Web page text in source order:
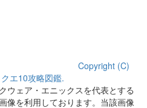
Copyright (C)
エ10攻略図鑑.
ウェア・エニックスを代表とする
像を利用しております。当該画像